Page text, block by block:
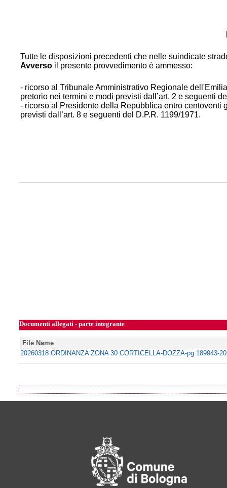
Tutte le disposizioni precedenti che nelle suindicate
Avverso il presente provvedimento è ammesso:
- ricorso al Tribunale Amministrativo Regionale
pretorio nei termini e modi previsti dall’art. 2 e seguenti
- ricorso al Presidente della Repubblica entro
previsti dall’art. 8 e seguenti del D.P.R. 1199/1971.
Documenti allegati - parte integrante
File Name
20260318 ORDINANZA ZONA 30 CORTICELLA-DOZZA-pg 189943-